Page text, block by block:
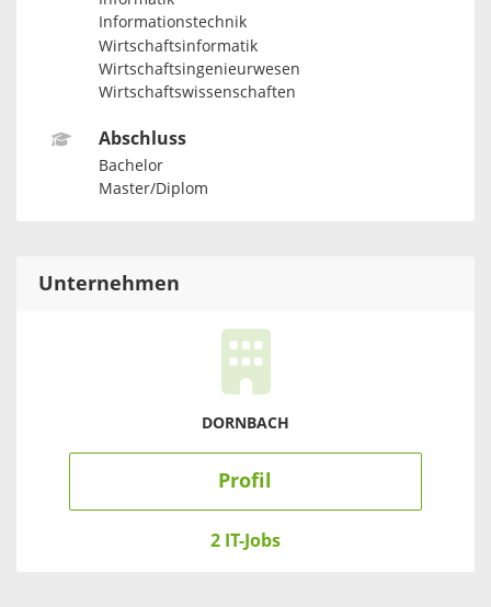
Informationstechnik
Wirtschaftsinformatik
Wirtschaftsingenieurwesen
Wirtschaftswissenschaften
Abschluss
Bachelor
Master/Diplom
Unternehmen
DORNBACH
Profil
2 IT-Jobs